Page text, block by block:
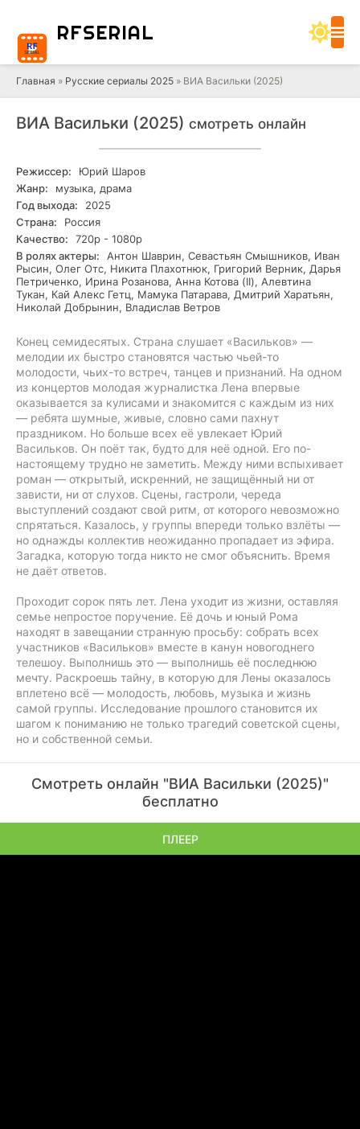
RFSERIAL
Главная » Русские сериалы 2025 » ВИА Васильки (2025)
ВИА Васильки (2025) смотреть онлайн
Режиссер:
Юрий Шаров
Жанр:
музыка, драма
Год выхода:
2025
Страна:
Россия
Качество:
720р - 1080р
В ролях актеры:
Антон Шаврин, Севастьян Смышников, Иван
Рысин, Олег Отс, Никита Плахотнюк, Григорий Верник, Дарья
Петриченко, Ирина Розанова, Анна Котова (II), Алевтина
Тукан, Кай Алекс Гетц, Мамука Патарава, Дмитрий Харатьян,
Николай Добрынин, Владислав Ветров
Конец семидесятых. Страна слушает «Васильков» —
мелодии их быстро становятся частью чьей-то
молодости, чьих-то встреч, танцев и признаний. На одном
из концертов молодая журналистка Лена впервые
оказывается за кулисами и знакомится с каждым из них
— ребята шумные, живые, словно сами пахнут
праздником. Но больше всех её увлекает Юрий
Васильков. Он поёт так, будто для неё одной. Его по-
настоящему трудно не заметить. Между ними вспыхивает
роман — открытый, искренний, не защищённый ни от
зависти, ни от слухов. Сцены, гастроли, череда
выступлений создают свой ритм, от которого невозможно
спрятаться. Казалось, у группы впереди только взлёты —
но однажды коллектив неожиданно пропадает из эфира.
Загадка, которую тогда никто не смог объяснить. Время
не даёт ответов.
Проходит сорок пять лет. Лена уходит из жизни, оставляя
семье непростое поручение. Её дочь и юный Рома
находят в завещании странную просьбу: собрать всех
участников «Васильков» вместе в канун новогоднего
телешоу. Выполнишь это — выполнишь её последнюю
мечту. Раскроешь тайну, в которую для Лены оказалось
вплетено всё — молодость, любовь, музыка и жизнь
самой группы. Исследование прошлого становится их
шагом к пониманию не только трагедий советской сцены,
но и собственной семьи.
Смотреть онлайн "ВИА Васильки (2025)"
бесплатно
ПЛЕЕР